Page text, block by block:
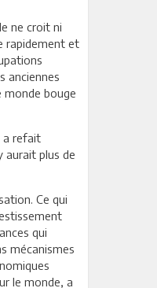
ne croit ni
rapidement et
anciennes
monde bouge
a refait
aurait plus de
Ce qui
qui
mécanismes
le monde, a